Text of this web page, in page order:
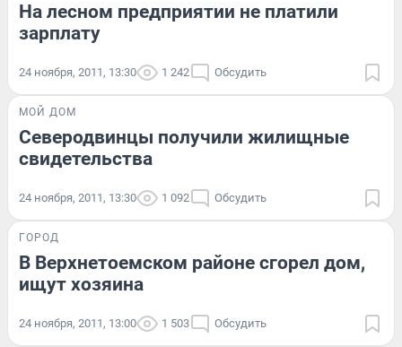
На лесном предприятии не платили
зарплату
24 ноября, 2011, 13:30 1 242 Обсудить
МОЙ ДОМ
Северодвинцы получили жилищные
свидетельства
24 ноября, 2011, 13:30 1 092 Обсудить
ГОРОД
В Верхнетоемском районе сгорел дом,
ищут хозяина
24 ноября, 2011, 13:00 1 503 Обсудить